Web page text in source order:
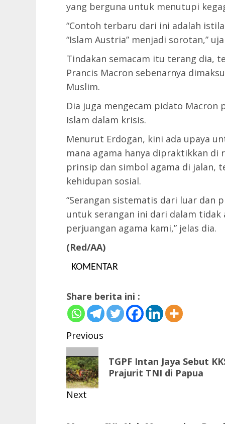
yang berguna untuk menutupi
“Contoh terbaru dari ini adalah
“Islam Austria” menjadi sorotan,”
Tindakan semacam itu terang dia,
Prancis Macron sebenarnya
Muslim.
Dia juga mengecam pidato Macron
Islam dalam krisis.
Menurut Erdogan, kini ada upaya
mana agama hanya dipraktikkan
prinsip dan simbol agama di jalan,
kehidupan sosial.
“Serangan sistematis dari luar dan
untuk serangan ini dari dalam
perjuangan agama kami,” jelas dia.
(Red/AA)
KOMENTAR
Share berita ini :
Post
navigation
Previous
Previous
post:
TGPF Intan Jaya Sebut
Prajurit TNI di Papua
Next